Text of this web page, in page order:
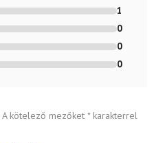
1
0
0
0
A kötelező mezőket *karakterrel